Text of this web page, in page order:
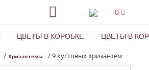
0
ЦВЕТЫ В КОРОБКЕ ЦВЕТЫ В
/ Хризантемы /9 кустовых хризантем